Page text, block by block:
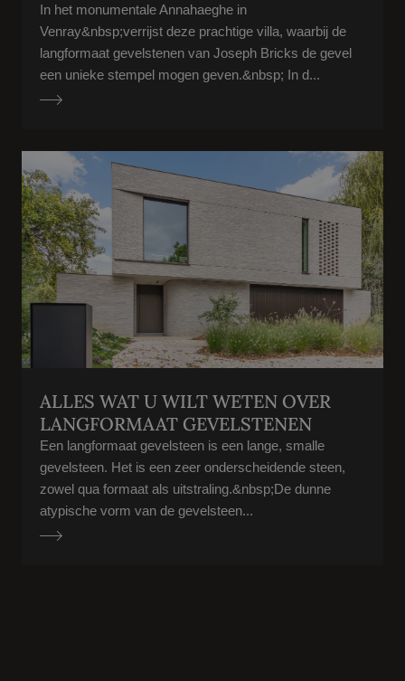
In het monumentale Annahaeghe in
Venray&nbsp;verrijst deze prachtige villa, waarbij de
langformaat gevelstenen van Joseph Bricks de gevel
een unieke stempel mogen geven.&nbsp; In d...
ALLES WAT U WILT WETEN OVER
LANGFORMAAT GEVELSTENEN
Een langformaat gevelsteen is een lange, smalle
gevelsteen. Het is een zeer onderscheidende steen,
zowel qua formaat als uitstraling.&nbsp;De dunne
atypische vorm van de gevelsteen...